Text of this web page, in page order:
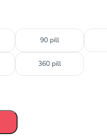
90 pill
360 pill